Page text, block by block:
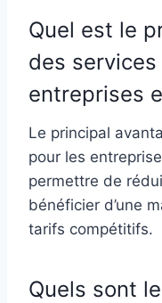
Quel est le
des
entreprises
Le principal
pour les
permettre de
bénéficier d’une
tarifs compétitifs.
Quels sont